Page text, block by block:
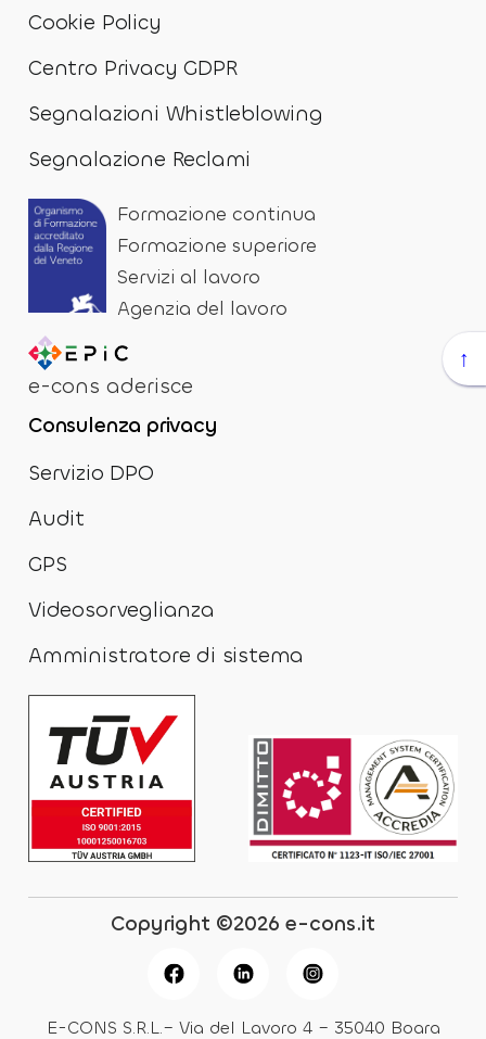
↑
Cookie Policy
Centro Privacy GDPR
Segnalazioni Whistleblowing
Segnalazione Reclami
Formazione continua
Formazione superiore
Servizi al lavoro
Agenzia del lavoro
e-cons aderisce
Consulenza privacy
Servizio DPO
Audit
GPS
Videosorveglianza
Amministratore di sistema
Copyright ©2026 e-cons.it
E-CONS S.R.L.– Via del Lavoro 4 – 35040 Boara